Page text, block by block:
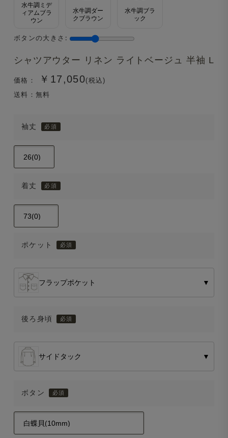
シャツアウター リネン ライトベージュ 半袖 L
価格： ￥17,050(税込)
送料：無料
袖丈
着丈
ポケット
フラップポケット ▼
後ろ身頃
サイドタック ▼
ボタン
水牛調ミデ
ィアムブラ
ウン
水牛調ダー
クブラウン
水牛調ブラ
ック
ボタンの大きさ: